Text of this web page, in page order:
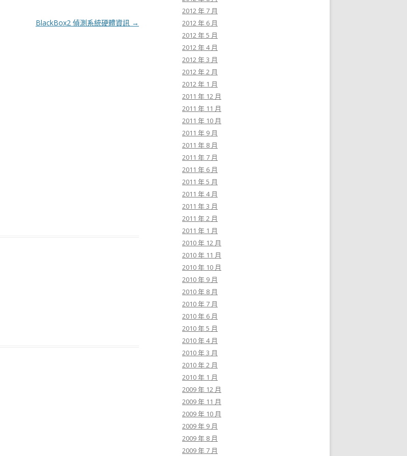
BlackBox2 偵測系統硬體資訊 →
2012 年 7 月
2012 年 6 月
2012 年 5 月
2012 年 4 月
2012 年 3 月
2012 年 2 月
2012 年 1 月
2011 年 12 月
2011 年 11 月
2011 年 10 月
2011 年 9 月
2011 年 8 月
2011 年 7 月
2011 年 6 月
2011 年 5 月
2011 年 4 月
2011 年 3 月
2011 年 2 月
2011 年 1 月
2010 年 12 月
2010 年 11 月
2010 年 10 月
2010 年 9 月
2010 年 8 月
2010 年 7 月
2010 年 6 月
2010 年 5 月
2010 年 4 月
2010 年 3 月
2010 年 2 月
2010 年 1 月
2009 年 12 月
2009 年 11 月
2009 年 10 月
2009 年 9 月
2009 年 8 月
2009 年 7 月